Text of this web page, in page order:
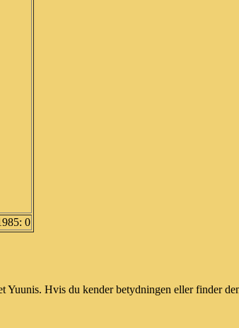
0
Yuunis. Hvis du kender betydningen eller finder